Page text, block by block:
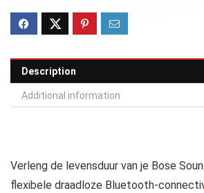
Description
Additional information
Verleng de levensduur van je Bose
flexibele draadloze Bluetooth-